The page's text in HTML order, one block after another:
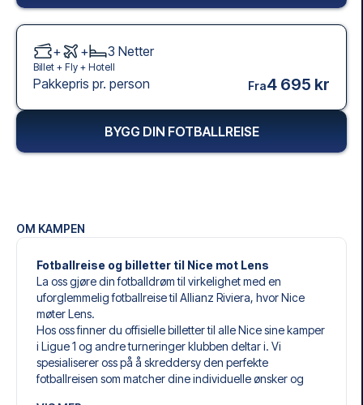
OM KAMPEN
Fotballreise og billetter til Nice mot Lens
La oss gjøre din fotballdrøm til virkelighet med en
uforglemmelig fotballreise til Allianz Riviera, hvor Nice
møter Lens.
Hos oss finner du offisielle billetter til alle Nice sine kamper
i Ligue 1 og andre turneringer klubben deltar i. Vi
spesialiserer oss på å skreddersy den perfekte
fotballreisen som matcher dine individuelle ønsker og
+ + 3 Netter
Billet + Fly + Hotell
Pakkepris pr. person Fra4 695 kr
BYGG DIN FOTBALLREISE